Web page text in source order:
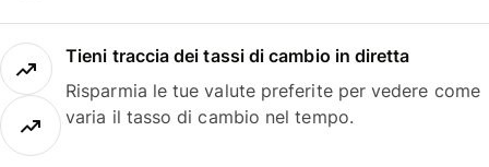
Tieni traccia dei tassi di cambio in diretta
Risparmia le tue valute preferite per vedere come
varia il tasso di cambio nel tempo.